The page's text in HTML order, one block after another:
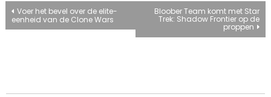
Bericht
Voer het bevel over de elite-
eenheid van de Clone Wars
Bloober Team komt met Star
Trek: Shadow Frontier op de
proppen